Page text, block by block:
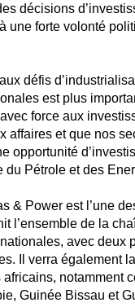
décisions
une forte volonté
défis
est plus
force aux
affaires et que nos
opportunité
du Pétrole et des
& Power est l’une
l’ensemble de la
avec
Il verra également
africains, notamment
Guinée Bissau et